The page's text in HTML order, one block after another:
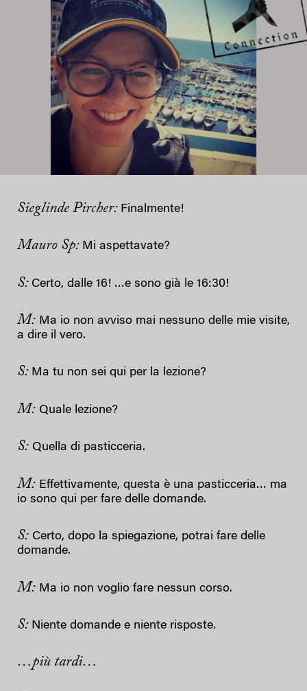
Sieglinde Pircher: Finalmente!
Mauro Sp: Mi aspettavate?
S: Certo, dalle 16! …e sono già le 16:30!
M: Ma io non avviso mai nessuno delle mie visite,
a dire il vero.
S: Ma tu non sei qui per la lezione?
M: Quale lezione?
S: Quella di pasticceria.
M: Effettivamente, questa è una pasticceria… ma
io sono qui per fare delle domande.
S: Certo, dopo la spiegazione, potrai fare delle
domande.
M: Ma io non voglio fare nessun corso.
S: Niente domande e niente risposte.
…più tardi…